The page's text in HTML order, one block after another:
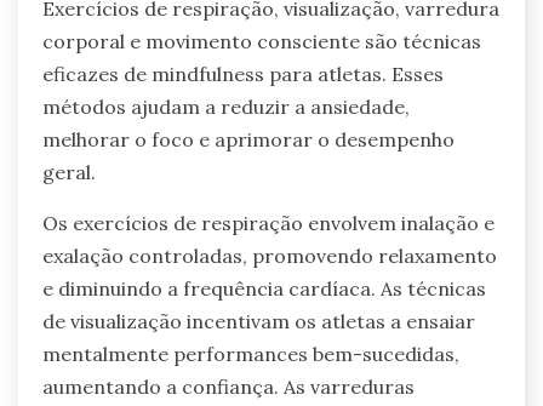
Exercícios de respiração, visualização, varredura
corporal e movimento consciente são técnicas
eficazes de mindfulness para atletas. Esses
métodos ajudam a reduzir a ansiedade,
melhorar o foco e aprimorar o desempenho
geral.
Os exercícios de respiração envolvem inalação e
exalação controladas, promovendo relaxamento
e diminuindo a frequência cardíaca. As técnicas
de visualização incentivam os atletas a ensaiar
mentalmente performances bem-sucedidas,
aumentando a confiança. As varreduras